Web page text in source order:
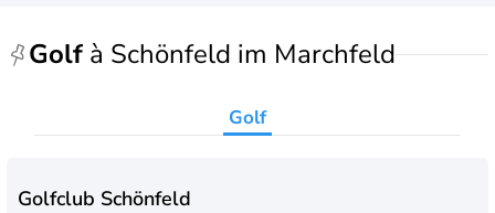
Golf à Schönfeld im Marchfeld
Golf
Golfclub Schönfeld